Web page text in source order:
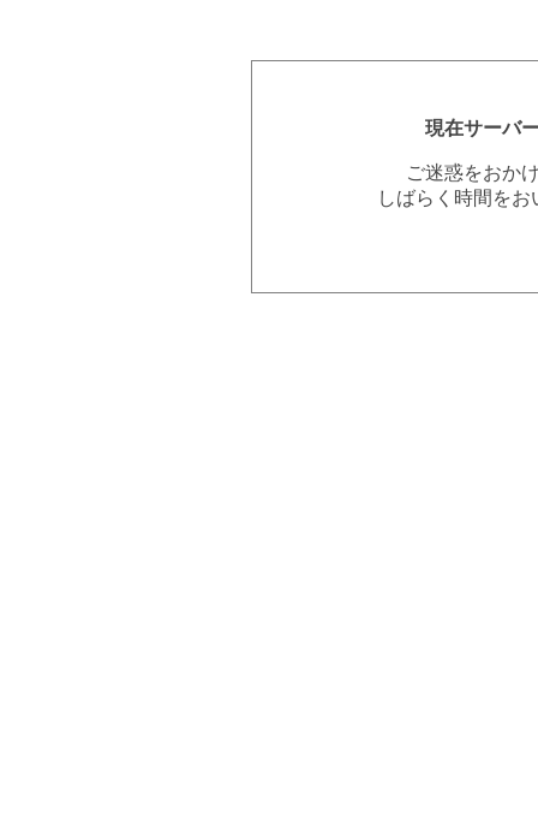
現在サーバ
ご迷惑をおか
しばらく時間を